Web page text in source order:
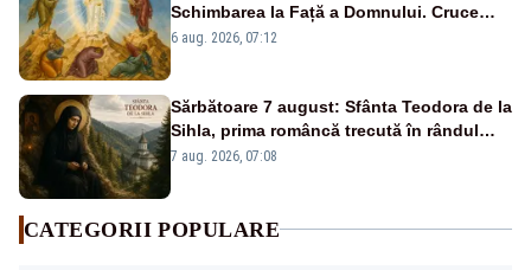
Schimbarea la Față a Domnului. Cruce
roșie în calendar și dezlegare la pește
6 aug. 2026, 07:12
Sărbătoare 7 august: Sfânta Teodora de la
Sihla, prima româncă trecută în rândul
sfinților
7 aug. 2026, 07:08
CATEGORII POPULARE